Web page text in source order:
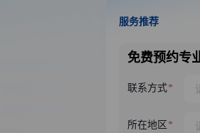
服务推荐
免费预约专
联系方式
所在地区